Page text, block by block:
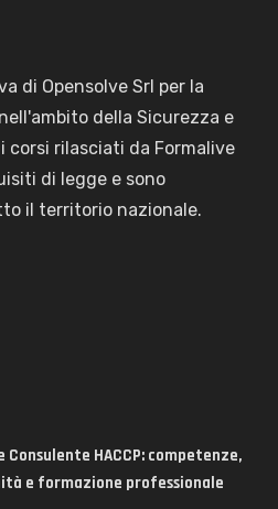
di Opensolve Srl per la
della Sicurezza e
corsi rilasciati da Formalive
di legge e sono
il territorio nazionale.
Consulente HACCP: competenze,
e formazione professionale